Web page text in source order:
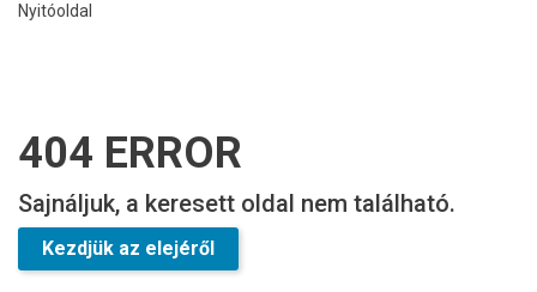
Nyitóoldal
404 ERROR
Sajnáljuk, a keresett oldal nem található.
Kezdjük az elejéről